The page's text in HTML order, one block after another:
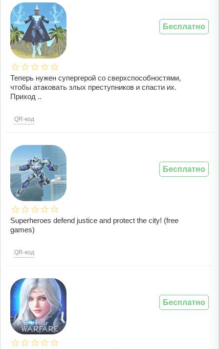
Теперь нужен супергерой со сверхспособностями,
чтобы атаковать злых преступников и спасти их.
Приход ..
QR-код
Бесплатно
Superheroes defend justice and protect the city! (free
games)
QR-код
Бесплатно
Бесплатно